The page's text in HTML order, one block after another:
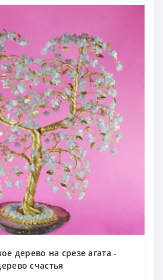
дерево на срезе агата -
счастья